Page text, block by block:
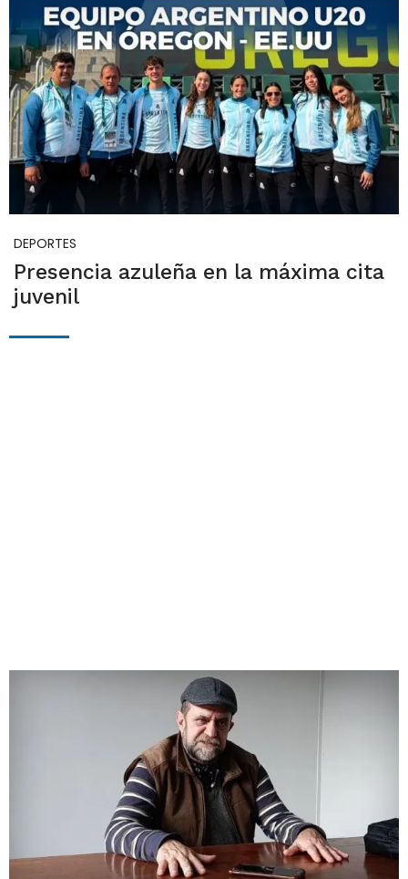
DEPORTES
Presencia azuleña en la máxima cita
juvenil